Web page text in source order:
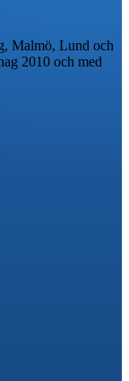
Malmö, Lund och
2010 och med